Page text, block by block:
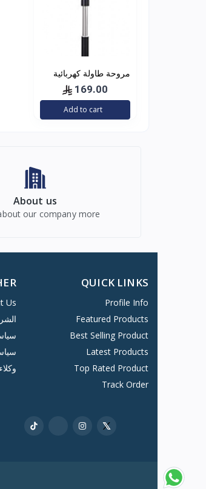
مروحة طاولة كهربائية
من جيباس169.00
Add to cart
About us
our company more.
QUICK LINKS
Profile Info
Featured Products
Best Selling Product
Latest Products
Top Rated Product
Track Order
Us